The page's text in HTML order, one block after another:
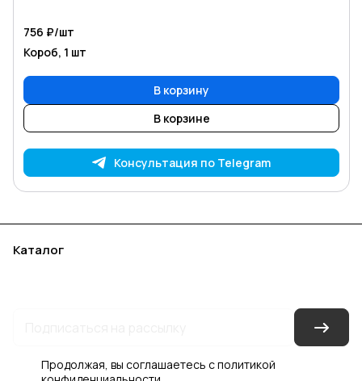
756 ₽/шт
Короб, 1 шт
В корзину
В корзине
Консультация по Telegram
Каталог
Продолжая, вы соглашаетесь сполитикой